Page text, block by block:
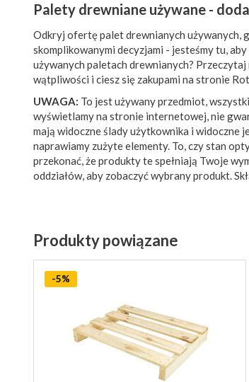
Palety drewniane używane -
Odkryj ofertę palet drewnianych używanych,
skomplikowanymi decyzjami - jesteśmy tu,
używanych paletach drewnianych? Przeczytaj
wątpliwości i ciesz się zakupami na stronie
UWAGA: To jest używany przedmiot,
wyświetlamy na stronie internetowej, nie
mają widoczne ślady użytkownika i widoczne
naprawiamy zużyte elementy. To, czy stan
przekonać, że produkty te spełniają Twoje
oddziałów, aby zobaczyć wybrany produkt.
Produkty powiązane
-5%